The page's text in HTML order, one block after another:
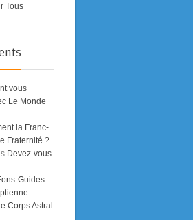
Tous
vous
Le Monde
la Franc-
Fraternité ?
Devez-vous
Guides
Corps Astral